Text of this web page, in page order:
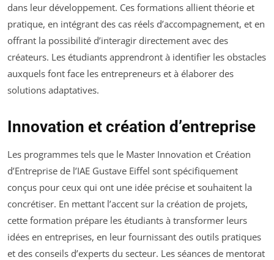
dans leur développement. Ces formations allient théorie et
pratique, en intégrant des cas réels d’accompagnement, et en
offrant la possibilité d’interagir directement avec des
créateurs. Les étudiants apprendront à identifier les obstacles
auxquels font face les entrepreneurs et à élaborer des
solutions adaptatives.
Innovation et création d’entreprise
Les programmes tels que le Master Innovation et Création
d’Entreprise de l’IAE Gustave Eiffel sont spécifiquement
conçus pour ceux qui ont une idée précise et souhaitent la
concrétiser. En mettant l’accent sur la création de projets,
cette formation prépare les étudiants à transformer leurs
idées en entreprises, en leur fournissant des outils pratiques
et des conseils d’experts du secteur. Les séances de mentorat